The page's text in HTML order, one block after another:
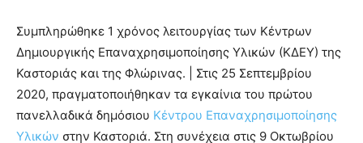
Συμπληρώθηκε 1 χρόνος λειτουργίας των Κέντρων
Δημιουργικής Επαναχρησιμοποίησης Υλικών (ΚΔΕΥ) της
Καστοριάς και της Φλώρινας. | Στις 25 Σεπτεμβρίου
2020, πραγματοποιήθηκαν τα εγκαίνια του πρώτου
πανελλαδικά δημόσιου Κέντρου Επαναχρησιμοποίησης
Υλικών στην Καστοριά. Στη συνέχεια στις 9 Οκτωβρίου